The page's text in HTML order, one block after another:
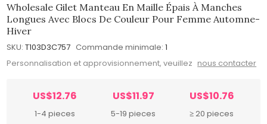
Wholesale Gilet Manteau En Maille Épais À Manches
Longues Avec Blocs De Couleur Pour Femme Automne-
Hiver
SKU: T103D3C757 Commande minimale: 1
Personnalisation et approvisionnement, veuillez nous contacter
US$12.76
1-4 pieces
US$11.97
5-19 pieces
US$10.76
≥ 20 pieces